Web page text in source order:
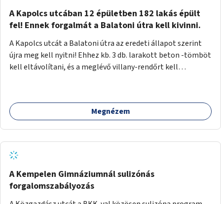
A Kapolcs utcában 12 épületben 182 lakás épült
fel! Ennek forgalmát a Balatoni útra kell kivinni.
A Kapolcs utcát a Balatoni útra az eredeti állapot szerint
újra meg kell nyitni! Ehhez kb. 3 db. larakott beton -tömböt
kell eltávolítani, és a meglévő villany-rendőrt kell
lakásban élőknek, hogy a személyautójukkal
biztonságosan és egyszerűbben közlekedhessenek. A
Megnézem
A Kempelen Gimnáziumnál sulizónás
forgalomszabályozás